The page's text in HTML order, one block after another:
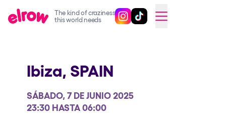
The kind of craziness
this world needs
Sigue @elrowofficial en
Sigue @elrowofficial en
SWITCH TO ENGLISH
elrow Ibiza x [UNVRS] 2026
elrow Town 2026
Snowrow Festival 2026
Ibiza, SPAIN
SÁBADO, 7 DE JUNIO 2025
23:30 HASTA 06:00